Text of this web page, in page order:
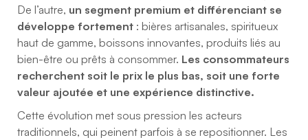
De l’autre, un segment premium et différenciant se
développe fortement: bières artisanales, spiritueux
haut de gamme, boissons innovantes, produits liés au
bien-être ou prêts à consommer. Les consommateurs
recherchent soit le prix le plus bas, soit une forte
valeur ajoutée et une expérience distinctive.
Cette évolution met sous pression les acteurs
traditionnels, qui peinent parfois à se repositionner. Les